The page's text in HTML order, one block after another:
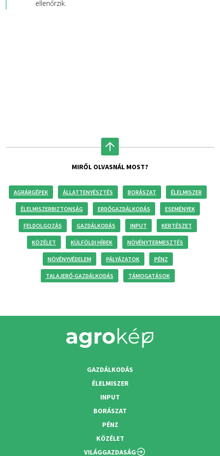
ellenőrzik.
MIRŐL OLVASNÁL MOST?
AGRÁRGÉPEK ÁLLATTENYÉSZTÉS BORÁSZAT ÉLELMISZER
ÉLELMISZERBIZTONSÁG ERDŐGAZDÁLKODÁS ESEMÉNYEK
FELDOLGOZÁS GAZDÁLKODÁS INPUT KERTÉSZET
KÖZÉLET KÜLFÖLDI HÍREK NÖVÉNYTERMESZTÉS
NÖVÉNYVÉDELEM PÁLYÁZATOK PÉNZ
TALAJERŐ-GAZDÁLKODÁS TÁMOGATÁSOK
GAZDÁLKODÁS
ÉLELMISZER
INPUT
BORÁSZAT
PÉNZ
KÖZÉLET
VILÁGGAZDASÁG